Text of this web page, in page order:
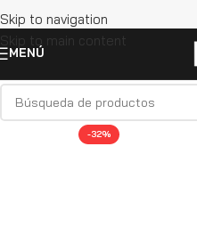
Skip to navigation
Skip to main content
MENÚ
-32%